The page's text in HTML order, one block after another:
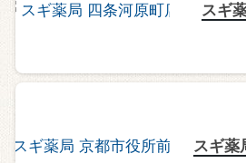
スギ
スギ薬